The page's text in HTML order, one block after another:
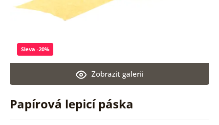
Papírová lepicí páska
Zobrazit galerii
Sleva -20%